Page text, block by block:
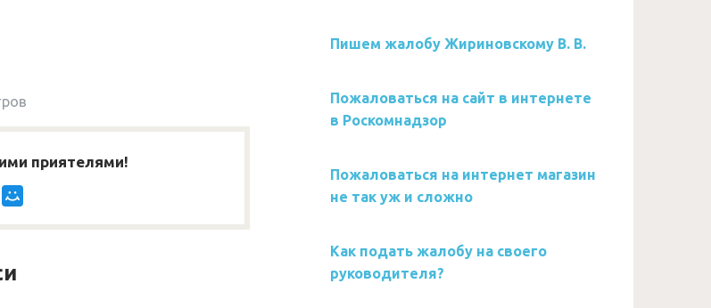
приятелями!
Пишем жалобу Жириновскому В. В.
Пожаловаться на сайт в интернете
в Роскомнадзор
Пожаловаться на интернет магазин
не так уж и сложно
Как подать жалобу на своего
руководителя?